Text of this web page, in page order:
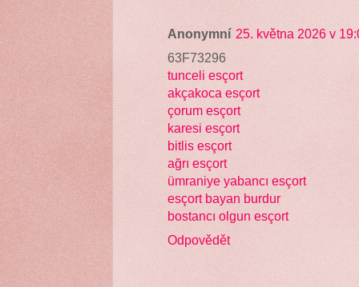
Anonymní 25. května 2026 v
63F73296
tunceli esçort
akçakoca esçort
çorum esçort
karesi esçort
bitlis esçort
ağrı esçort
ümraniye yabancı esçort
esçort bayan burdur
bostancı olgun esçort
Odpovědět